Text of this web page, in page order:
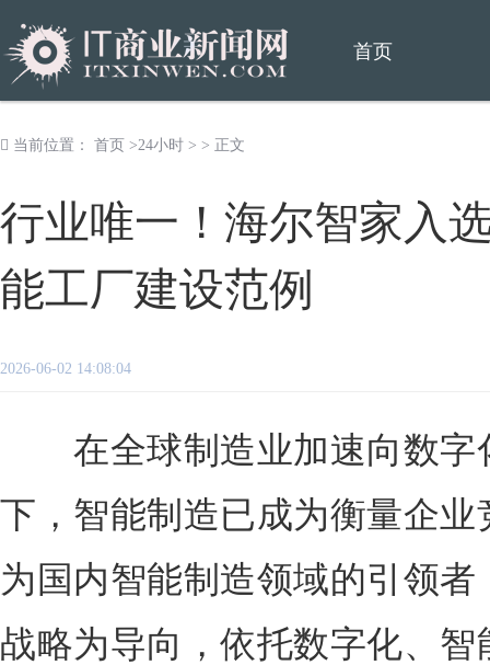
首页
当前位置： 首页 >24小时 > > 正文
行业唯一！海尔智家入
能工厂建设范例
2026-06-02 14:08:04
在全球制造业加速向数字
下，智能制造已成为衡量企
为国内智能制造领域的引领
战略为导向，依托数字化、